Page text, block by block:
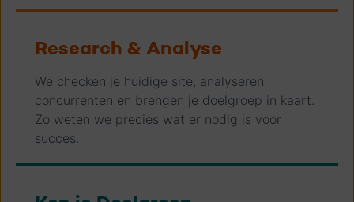
Research & Analyse
We checken je huidige site, analyseren
concurrenten en brengen je doelgroep in kaart.
Zo weten we precies wat er nodig is voor
succes.